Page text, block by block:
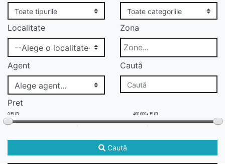
Localitate Zona
Agent Caută
Pret
0 EUR 400.000+ EUR
Caută